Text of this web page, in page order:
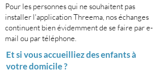
Pour les personnes qui ne souhaitent pas
installer l'application Threema, nos échanges
continuent bien évidemment de se faire par e-
mail ou par téléphone.
Et si vous accueilliez des enfants à
votre domicile ?